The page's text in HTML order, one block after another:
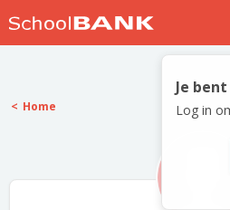
Nostalgische
Log in
Meld je
Je
Log in
Home